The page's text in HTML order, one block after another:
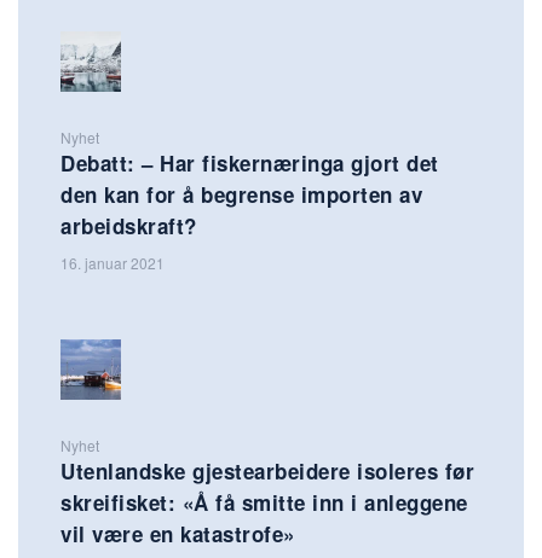
Nyhet
Debatt: – Har fiskernæringa gjort det
den kan for å begrense importen av
arbeidskraft?
16. januar 2021
Nyhet
Utenlandske gjestearbeidere isoleres før
skreifisket: «Å få smitte inn i anleggene
vil være en katastrofe»